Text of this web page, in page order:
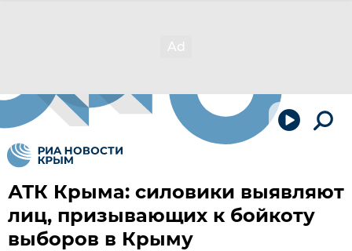
АТК Крыма: силовики выявляют
лиц, призывающих к бойкоту
выборов в Крыму